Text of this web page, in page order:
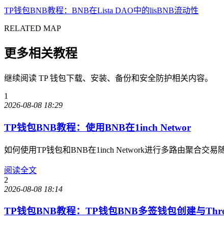
TP钱包BNB教程：BNB在Lista DAO中的lisBNB流动性
RELATED MAP
更多相关教程
继续阅读 TP 钱包下载、安装、备份和安全防护相关内容。
1
2026-08-08 18:29
TP钱包BNB教程：使用BNB在1inch Networ
如何使用TP钱包和BNB在1inch Network进行多路由聚合交
阅读全文
2
2026-08-08 18:14
TP钱包BNB教程：TP钱包BNB多签钱包创建与